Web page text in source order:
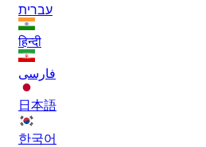
עברית
हिन्दी
فارسی
日本語
한국어